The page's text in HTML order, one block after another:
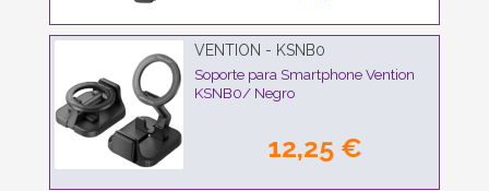
VENTION - KSNB0
Soporte para Smartphone Vention
KSNB0/ Negro
12,25 €